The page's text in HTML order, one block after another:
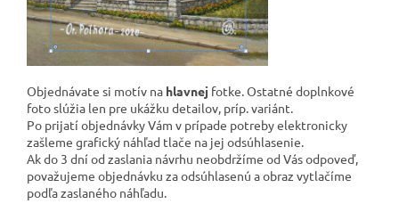
Objednávate si motív na hlavnej fotke. Ostatné doplnkové
foto slúžia len pre ukážku detailov, príp. variánt.
Po prijatí objednávky Vám v prípade potreby elektronicky
zašleme grafický náhľad tlače na jej odsúhlasenie.
Ak do 3 dní od zaslania návrhu neobdržíme od Vás odpoveď,
považujeme objednávku za odsúhlasenú a obraz vytlačíme
podľa zaslaného náhľadu.